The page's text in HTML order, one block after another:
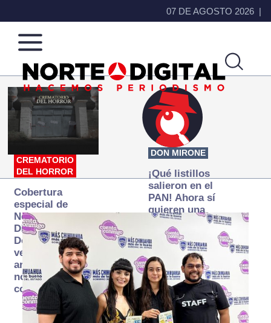
07 DE AGOSTO 2026
Norte
de
Ciudad
Más
que
noticias,
hacemos periodismo
CREMATORIO
DEL HORROR
Cobertura
especial de
Norte
Digital:
Donde la
verdad
arde… pero
no se
consume
DON MIRONE
¡Qué listillos
salieron en el
PAN! Ahora sí
quieren una
Fiscalía
autónoma… y
transexenal